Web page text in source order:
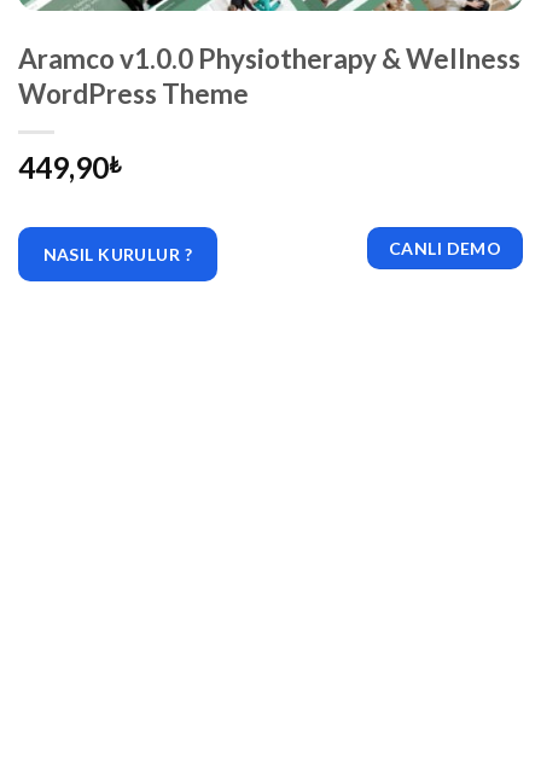
Aramco v1.0.0 Physiotherapy & Wellness
WordPress Theme
449,90₺
NASIL KURULUR ? CANLI DEMO